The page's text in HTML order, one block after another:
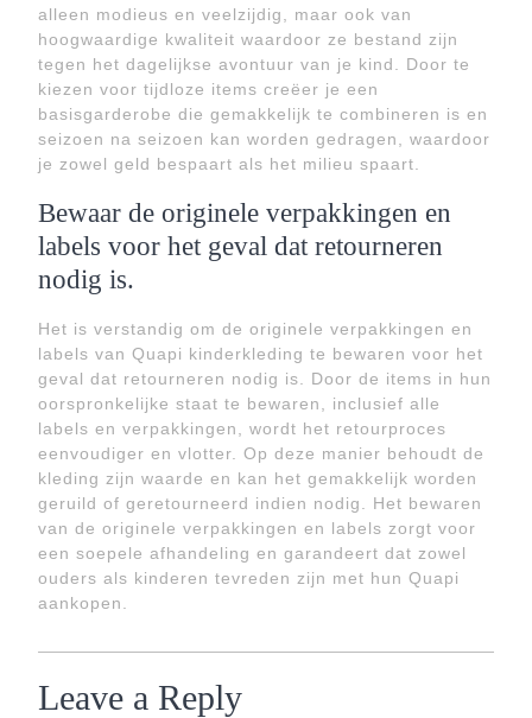
alleen modieus en veelzijdig, maar ook van
hoogwaardige kwaliteit waardoor ze bestand zijn
tegen het dagelijkse avontuur van je kind. Door te
kiezen voor tijdloze items creëer je een
basisgarderobe die gemakkelijk te combineren is en
seizoen na seizoen kan worden gedragen, waardoor
je zowel geld bespaart als het milieu spaart.
Bewaar de originele verpakkingen en
labels voor het geval dat retourneren
nodig is.
Het is verstandig om de originele verpakkingen en
labels van Quapi kinderkleding te bewaren voor het
geval dat retourneren nodig is. Door de items in hun
oorspronkelijke staat te bewaren, inclusief alle
labels en verpakkingen, wordt het retourproces
eenvoudiger en vlotter. Op deze manier behoudt de
kleding zijn waarde en kan het gemakkelijk worden
geruild of geretourneerd indien nodig. Het bewaren
van de originele verpakkingen en labels zorgt voor
een soepele afhandeling en garandeert dat zowel
ouders als kinderen tevreden zijn met hun Quapi
aankopen.
Leave a Reply